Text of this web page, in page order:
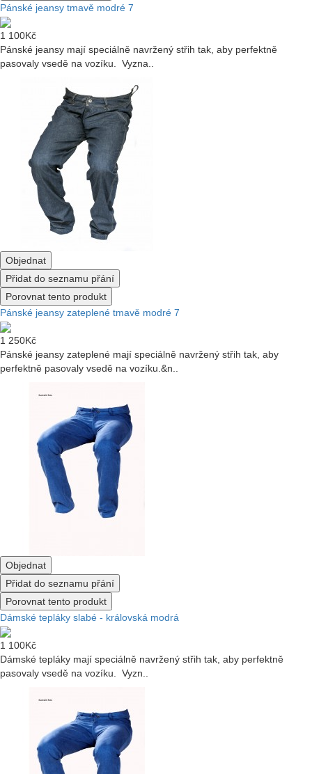
Pánské jeansy tmavě modré 7
1 100Kč
Pánské jeansy mají speciálně navržený střih tak, aby perfektně
pasovaly vsedě na vozíku. Vyzna..
Objednat
Přidat do seznamu přání
Porovnat tento produkt
Pánské jeansy zateplené tmavě modré 7
1 250Kč
Pánské jeansy zateplené mají speciálně navržený střih tak, aby
perfektně pasovaly vsedě na vozíku.&n..
Objednat
Přidat do seznamu přání
Porovnat tento produkt
Dámské tepláky slabé - královská modrá
1 100Kč
Dámské tepláky mají speciálně navržený střih tak, aby perfektně
pasovaly vsedě na vozíku. Vyzn..